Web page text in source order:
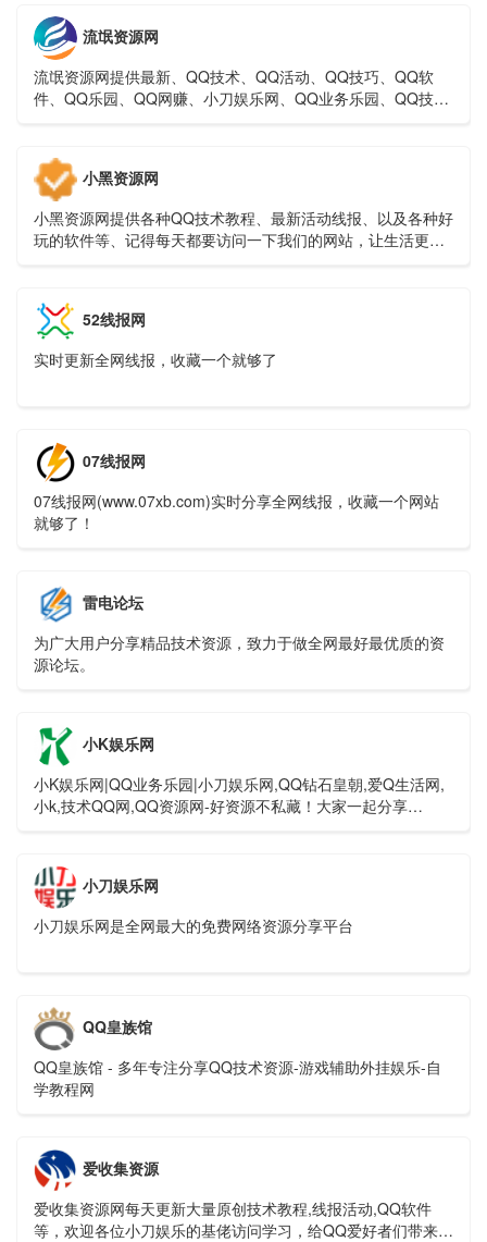
流氓资源网
流氓资源网提供最新、QQ技术、QQ活动、QQ技巧、QQ软
件、QQ乐园、QQ网赚、小刀娱乐网、QQ业务乐园、QQ技术
小黑资源网
小黑资源网提供各种QQ技术教程、最新活动线报、以及各种好
玩的软件等、记得每天都要访问一下我们的网站，让生活更加
52线报网
实时更新全网线报，收藏一个就够了
07线报网
07线报网(www.07xb.com)实时分享全网线报，收藏一个网站
就够了！
雷电论坛
为广大用户分享精品技术资源，致力于做全网最好最优质的资
源论坛。
小K娱乐网
小K娱乐网|QQ业务乐园|小刀娱乐网,QQ钻石皇朝,爱Q生活网,
小k,技术QQ网,QQ资源网-好资源不私藏！大家一起分享
小刀娱乐网
小刀娱乐网是全网最大的免费网络资源分享平台
QQ皇族馆
QQ皇族馆 - 多年专注分享QQ技术资源-游戏辅助外挂娱乐-自
学教程网
爱收集资源
爱收集资源网每天更新大量原创技术教程,线报活动,QQ软件
等，欢迎各位小刀娱乐的基佬访问学习，给QQ爱好者们带来一